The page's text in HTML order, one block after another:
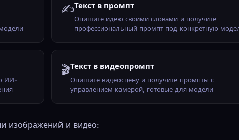
✍Текст в промпт
Опишите идею своими словами и получите
профессиональный промпт под конкретную
ИИ-
🎬Текст в видеопромпт
Опишите видеосцену и получите промпты с
управлением камерой, готовые для модели
изображений и видео: